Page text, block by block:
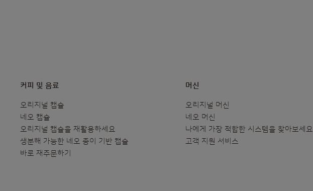
커피 및 음료
오리지널 캡슐
네오 캡슐
오리지널 캡슐을 재활용하세요
생분해 가능한 네오 종이 기반 캡슐
바로 재주문하기
머신
오리지널 머신
네오 머신
나에게 가장 적합한 시스템을 찾아보세요
고객 지원 서비스